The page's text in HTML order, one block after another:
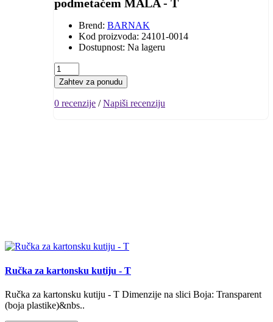
podmetačem MALA - T
Brend: BARNAK
Kod proizvoda: 24101-0014
Dostupnost: Na lageru
Zahtev za ponudu
0 recenzije /Napiši recenziju
Ručka za kartonsku kutiju - T
Ručka za kartonsku kutiju - T Dimenzije na slici Boja: Transparent
(boja plastike)&nbs..